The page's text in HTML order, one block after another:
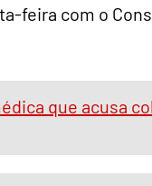
feira com o
que acusa